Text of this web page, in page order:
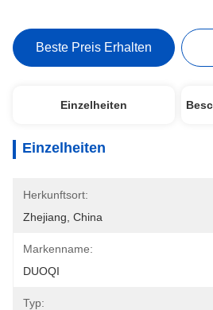
Beste Preis Erhalten
Einzelheiten
Einzelheiten
Herkunftsort:
Zhejiang, China
Markenname:
DUOQI
Typ: